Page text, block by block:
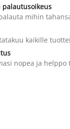
palautusoikeus
mihin
kaikille
nopea ja helppo